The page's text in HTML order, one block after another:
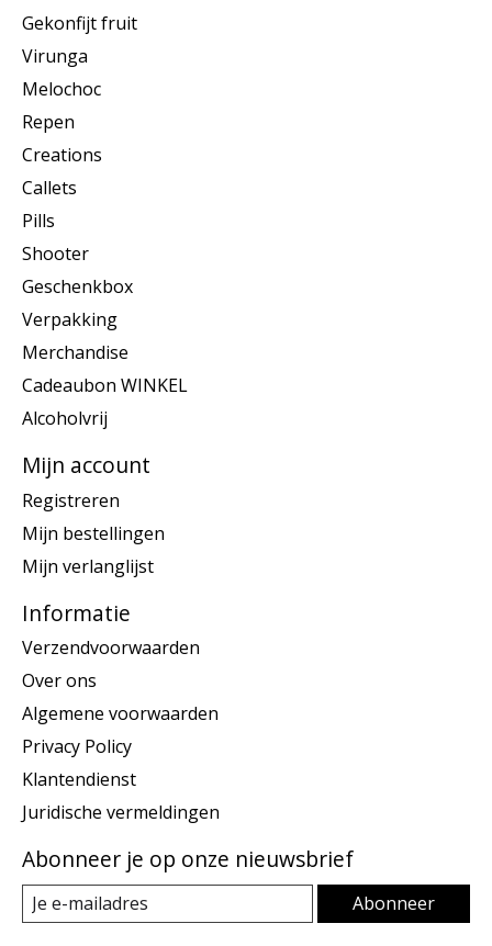
Gekonfijt fruit
Virunga
Melochoc
Repen
Creations
Callets
Pills
Shooter
Geschenkbox
Verpakking
Merchandise
Cadeaubon WINKEL
Alcoholvrij
Mijn account
Registreren
Mijn bestellingen
Mijn verlanglijst
Informatie
Verzendvoorwaarden
Over ons
Algemene voorwaarden
Privacy Policy
Klantendienst
Juridische vermeldingen
Abonneer je op onze nieuwsbrief
Abonneer